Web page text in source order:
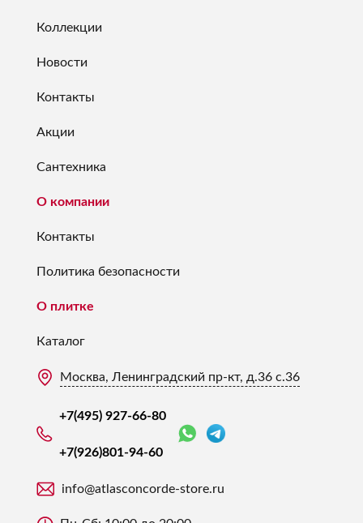
Коллекции
Новости
Контакты
Акции
Сантехника
О компании
Контакты
Политика безопасности
О плитке
Каталог
Москва, Ленинградский пр-кт, д.36 с.36
+7(495) 927-66-80
+7(926)801-94-60
info@atlasconcorde-store.ru